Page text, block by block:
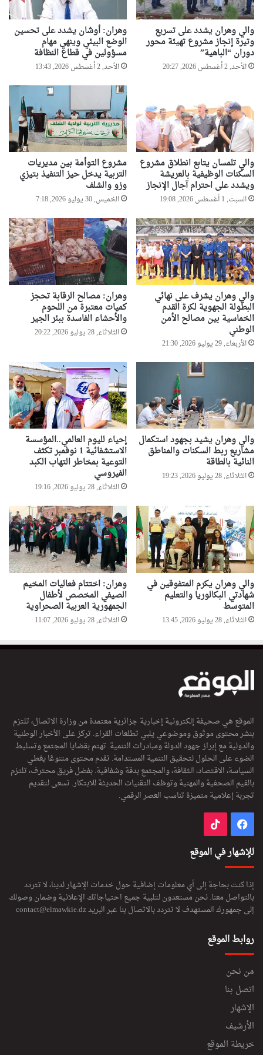
ف
ص
ي
ل
ة
ح
م
و
ل
ة
ج
و
ا
0
2
2
"
ا
ل
ي
و
م
ف
ع
ل
ى
ا
ن
ق
ا
ل
م
س
ا
ب
ق
ا
ل
ع
س
ك
ر
ي
ة
ا
ل
د
و
والي وهران يشدد على تسريع
وتيرة إنجاز مشروع تهيئة محور
دوران “الباهية”
الأحد, 2 أغسطس 2026, 20:27
وهران: أوشان يشدد على تحسين
الوضع البيئي وينهي مهام
مسؤولين في قطاع النظافة
الأحد, 2 أغسطس 2026, 13:43
والي تلمسان يتابع انطلاق مشروع
السكنات الوظيفية بالعريشة
ويشدد على احترام آجال الإنجاز
السبت, 1 أغسطس 2026, 19:08
مشروع التوأمة بين مديريات
التربية يدخل حيز التنفيذ بتيزي
وزو والشلف
الخميس, 30 يوليو 2026, 7:18
والي وهران يشرف على نهائي
البطولة الجهوية لكرة القدم
الخماسية بين مصالح الأمن
الوطني
الأربعاء, 29 يوليو 2026, 21:30
وهران: مصالح الرقابة تحجز
كميات معتبرة من اللحوم
والأحشاء الفاسدة ببئر الجير
الثلاثاء, 28 يوليو 2026, 20:22
والي وهران يشيد بجهود استكمال
مشاريع ربط السكنات والمناطق
النائية بالطاقة
الثلاثاء, 28 يوليو 2026, 19:23
إحياء لليوم العالمي..المؤسسة
الاستشفائية 1 نوفمبر تكثف
التوعية بمخاطر التهاب الكبد
الفيروسي
الثلاثاء, 28 يوليو 2026, 19:16
والي وهران يكرم المتفوقين في
شهادتي البكالوريا والتعليم
المتوسط
الثلاثاء, 28 يوليو 2026, 13:45
وهران: اختتام فعاليات المخيم
الصيفي المخصص لأطفال
الجمهورية العربية الصحراوية
الثلاثاء, 28 يوليو 2026, 11:07
الموقع هي صحيفة إلكترونية إخبارية جزائرية معتمدة من وزارة الاتصال، تلتزم
بنشر محتوى موثوق وموضوعي يلبي تطلعات القراء. تركز على الأخبار الوطنية
والدولية مع إبراز جهود الدولة ومبادرات التنمية. تهتم بقضايا المجتمع وتسليط
الضوء على الحلول لتحقيق التنمية المستدامة. تقدم محتوى متنوعًا يغطي
السياسة، الاقتصاد، الثقافة، والمجتمع بدقة وشفافية. بفضل فريق محترف، تلتزم
بالقيم الصحفية والمهنية وتوظف التقنيات الحديثة للابتكار. تسعى لتقديم
تجربة إعلامية متميزة تناسب العصر الرقمي.
فيسبوك
للإشهار في الموقع
إذا كنت بحاجة إلى أي معلومات إضافية حول خدمات الإشهار لدينا، لا تتردد
بالتواصل معنا. نحن مستعدون لتلبية جميع احتياجاتك الإعلانية وضمان وصولك
إلى جمهورك المستهدف لا تتردد بالاتصال بنا عبر البريدcontact@elmawkie.dz
روابط الموقع
من نحن
اتصل بنا
الإشهار
الأرشيف
خريطة الموقع